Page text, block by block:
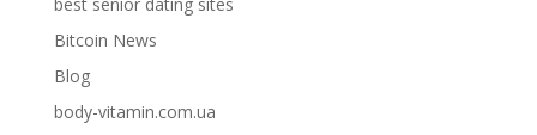
Bitcoin News
Blog
body-vitamin.com.ua